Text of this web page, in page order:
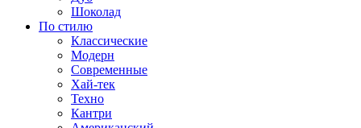
Шоколад
По стилю
Классические
Модерн
Современные
Хай-тек
Техно
Кантри